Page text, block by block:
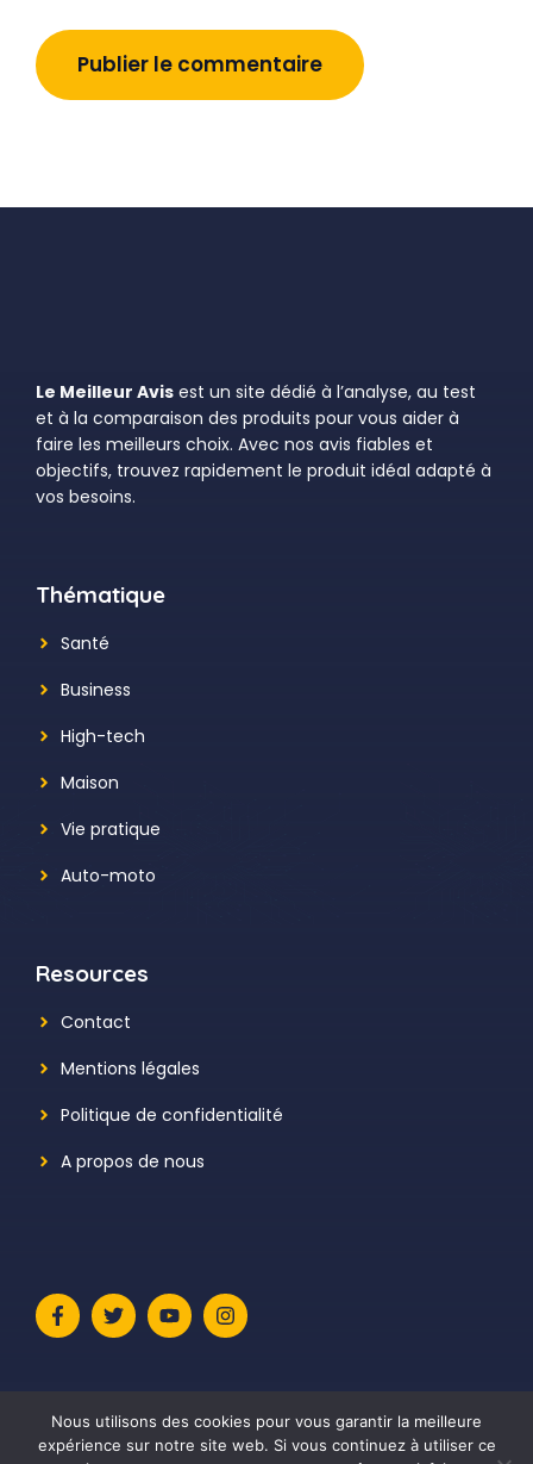
Le Meilleur Avis est un site dédié à l’analyse, au test
et à la comparaison des produits pour vous aider à
faire les meilleurs choix. Avec nos avis fiables et
objectifs, trouvez rapidement le produit idéal adapté à
vos besoins.
Thématique
Santé
Business
High-tech
Maison
Vie pratique
Auto-moto
Resources
Contact
Mentions légales
Politique de confidentialité
A propos de nous
Nous utilisons des cookies pour vous garantir la meilleure
expérience sur notre site web. Si vous continuez à utiliser ce